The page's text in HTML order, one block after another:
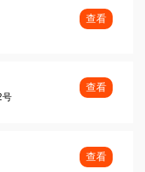
查看
号
查看
查看